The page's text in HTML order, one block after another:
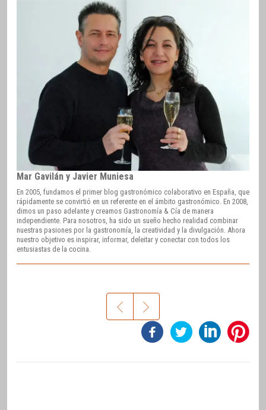
Mar Gavilán y Javier Muniesa
En 2005, fundamos el primer blog gastronómico colaborativo en España, que
rápidamente se convirtió en un referente en el ámbito gastronómico. En 2008,
dimos un paso adelante y creamos Gastronomía & Cía de manera
independiente. Para nosotros, ha sido un sueño hecho realidad combinar
nuestras pasiones por la gastronomía, la creatividad y la divulgación. Ahora
nuestro objetivo es inspirar, informar, deleitar y conectar con todos los
entusiastas de la cocina.